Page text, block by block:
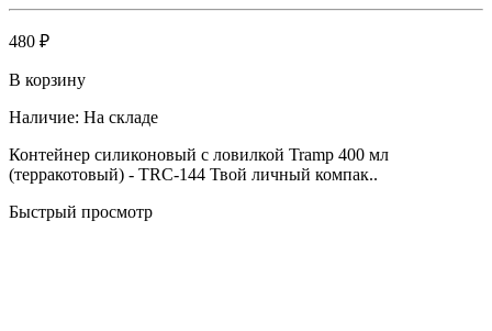
480 ₽
В корзину
Наличие: На складе
Контейнер силиконовый с ловилкой Tramp 400 мл
(терракотовый) - TRC-144 Твой личный компак..
Быстрый просмотр